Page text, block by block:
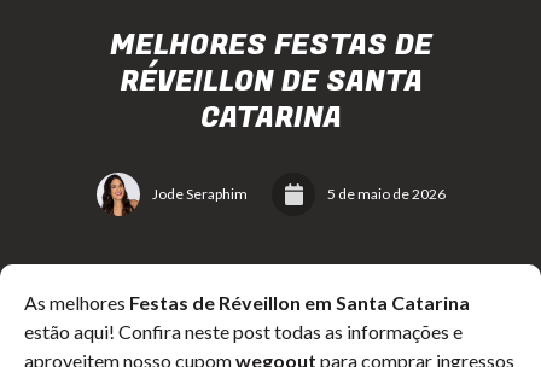
MELHORES FESTAS DE
RÉVEILLON DE SANTA
CATARINA
Jode Seraphim 5 de maio de 2026
As melhores Festas de Réveillon em Santa Catarina
estão aqui! Confira neste post todas as informações e
aproveitem nosso cupomwegoout para comprar ingressos